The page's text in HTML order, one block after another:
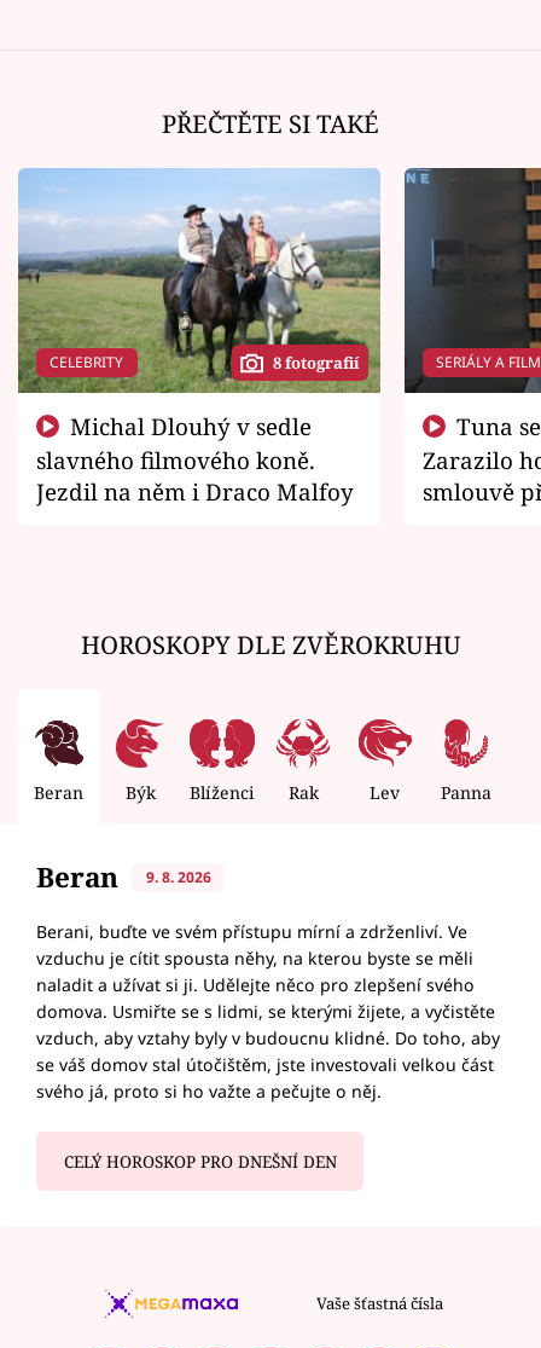
PŘEČTĚTE SI TAKÉ
CELEBRITY 8 fotografií
slavného filmového koně.
Jezdil na něm i Draco Malfoy
SERIÁLY A
Zarazilo
smlouvě
HOROSKOPY DLE ZVĚROKRUHU
Beran Býk Blíženci Rak Lev Panna
Beran 9. 8. 2026
Berani, buďte ve svém přístupu mírní a zdrženliví. Ve
vzduchu je cítit spousta něhy, na kterou byste se měli
naladit a užívat si ji. Udělejte něco pro zlepšení svého
domova. Usmiřte se s lidmi, se kterými žijete, a vyčistěte
vzduch, aby vztahy byly v budoucnu klidné. Do toho, aby
se váš domov stal útočištěm, jste investovali velkou část
svého já, proto si ho važte a pečujte o něj.
CELÝ HOROSKOP PRO DNEŠNÍ DEN
Vaše šťastná čísla